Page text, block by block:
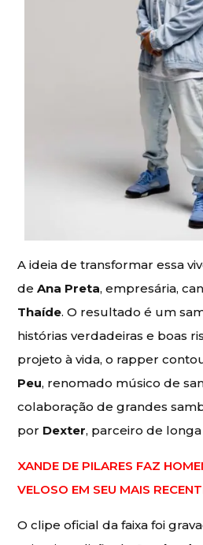
A ideia de transformar essa
deAna Preta, empresária,
Thaíde. O resultado é um
histórias verdadeiras e boas
projeto à vida, o rapper
Peu, renomado músico de
colaboração de grandes
por Dexter, parceiro de
XANDE DE PILARES FAZ
VELOSO EM SEU MAIS
O clipe oficial da faixa foi